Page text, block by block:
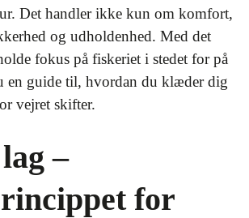
Det handler ikke kun om komfort,
og udholdenhed. Med det
fokus på fiskeriet i stedet for på
en guide til, hvordan du klæder dig
vejret skifter.
–
for